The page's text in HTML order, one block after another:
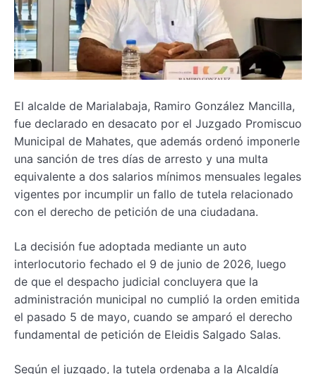
El alcalde de Marialabaja, Ramiro González Mancilla,
fue declarado en desacato por el Juzgado Promiscuo
Municipal de Mahates, que además ordenó imponerle
una sanción de tres días de arresto y una multa
equivalente a dos salarios mínimos mensuales legales
vigentes por incumplir un fallo de tutela relacionado
con el derecho de petición de una ciudadana.
La decisión fue adoptada mediante un auto
interlocutorio fechado el 9 de junio de 2026, luego
de que el despacho judicial concluyera que la
administración municipal no cumplió la orden emitida
el pasado 5 de mayo, cuando se amparó el derecho
fundamental de petición de Eleidis Salgado Salas.
Según el juzgado, la tutela ordenaba a la Alcaldía